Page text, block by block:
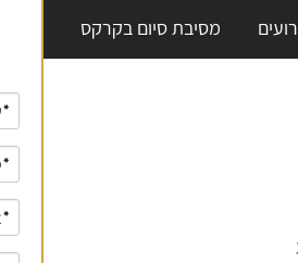
מסיבת סיום בקרקס